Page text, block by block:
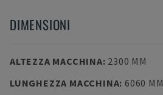
DIMENSIONI
ALTEZZA MACCHINA: 2300 MM
LUNGHEZZA MACCHINA: 6060 MM